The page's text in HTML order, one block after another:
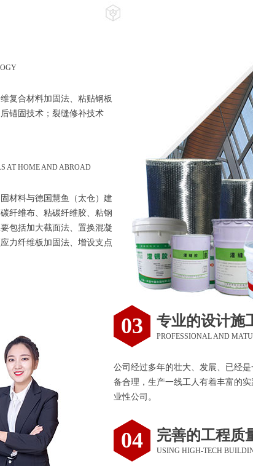
复合材料加固法、粘贴钢板
锚固技术；裂缝修补技术
AT HOME AND ABROAD
材料与德国慧鱼（太仓）建
纤维布、粘碳纤维胶、粘钢
包括加大截面法、置换混凝
力纤维板加固法、增设支点
03 专业的设计施
PROFESSIONAL AND
公司经过多年的壮大、发展、已经
备合理，生产一线工人有着丰富的
业性公司。
04 完善的工程质
USING HIGH-TECH